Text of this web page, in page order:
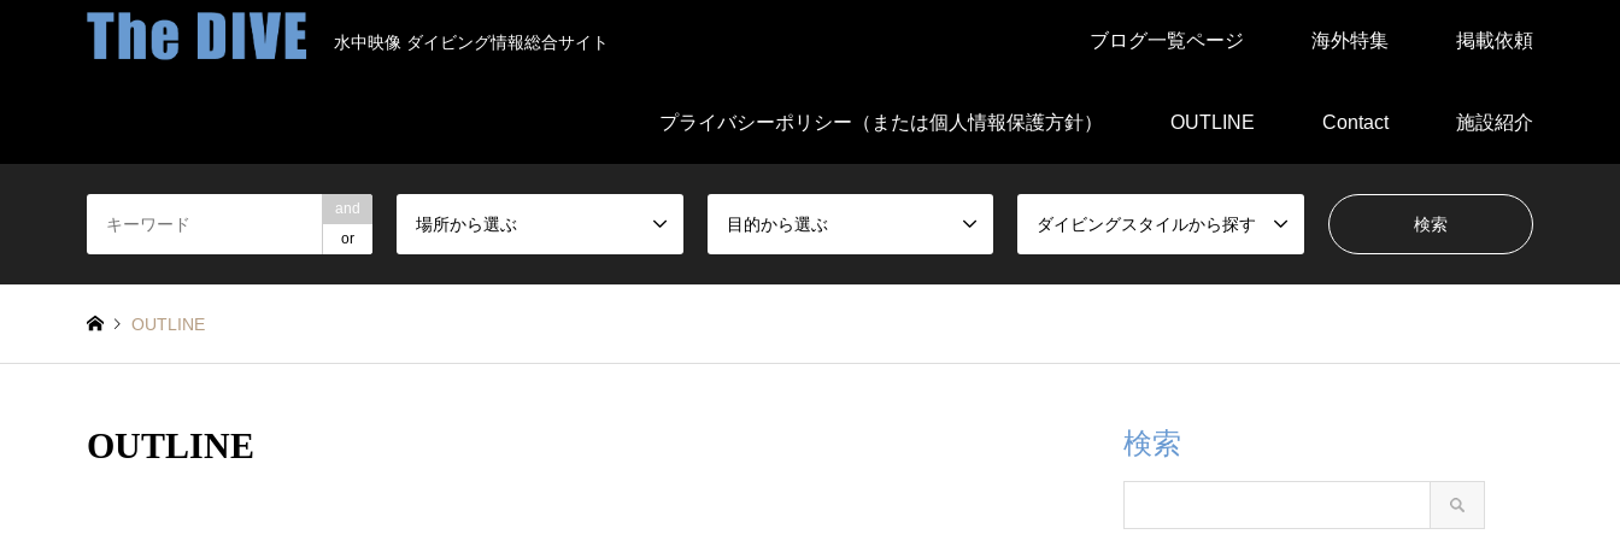
水中映像 ダイビング情報総合サイト ブログ一覧ページ 海外特集 掲載依頼
プライバシーポリシー（または個人情報保護方針） OUTLINE Contact 施設紹介
and
or
場所から選ぶ 目的から選ぶ ダイビングスタイルから探す
OUTLINE
OUTLINE 検索